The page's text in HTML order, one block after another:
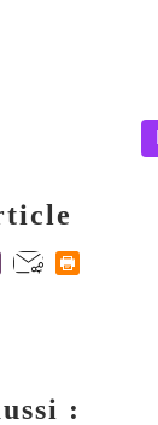
: